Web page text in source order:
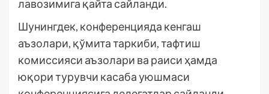
лавозимига қайта сайланди.
Шунингдек, конференцияда кенгаш
аъзолари, қўмита таркиби, тафтиш
комиссияси аъзолари ва раиси ҳамда
юқори турувчи касаба уюшмаси